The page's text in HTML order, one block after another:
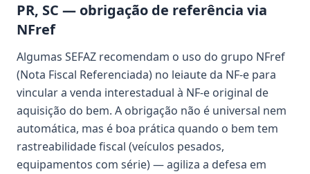
PR, SC — obrigação de referência via
NFref
Algumas SEFAZ recomendam o uso do grupo NFref
(Nota Fiscal Referenciada) no leiaute da NF-e para
vincular a venda interestadual à NF-e original de
aquisição do bem. A obrigação não é universal nem
automática, mas é boa prática quando o bem tem
rastreabilidade fiscal (veículos pesados,
equipamentos com série) — agiliza a defesa em